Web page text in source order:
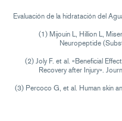
Evaluación de la hidratación del
(1) Mijouin L, Hillion L,
Neuropeptide
(2) Joly F. et al. «Beneficial
Recovery after Injury».
(3) Percoco G, et al. Human skin